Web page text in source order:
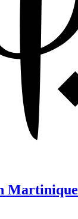
Martinique